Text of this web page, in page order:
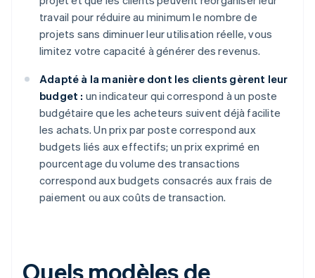
travail pour réduire au minimum le nombre de
projets sans diminuer leur utilisation réelle, vous
limitez votre capacité à générer des revenus.
Adapté à la manière dont les clients gèrent leur
budget : un indicateur qui correspond à un poste
budgétaire que les acheteurs suivent déjà facilite
les achats. Un prix par poste correspond aux
budgets liés aux effectifs; un prix exprimé en
pourcentage du volume des transactions
correspond aux budgets consacrés aux frais de
paiement ou aux coûts de transaction.
Quels modèles de